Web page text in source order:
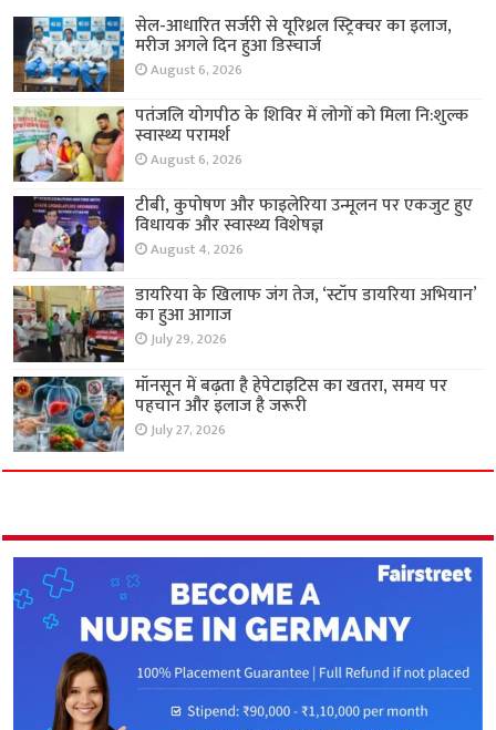
सेल-आधारित सर्जरी से यूरिथ्रल स्ट्रिक्चर का इलाज,
मरीज अगले दिन हुआ डिस्चार्ज
August 6, 2026
पतंजलि योगपीठ के शिविर में लोगों को मिला नि:शुल्क
स्वास्थ्य परामर्श
August 6, 2026
टीबी, कुपोषण और फाइलेरिया उन्मूलन पर एकजुट हुए
विधायक और स्वास्थ्य विशेषज्ञ
August 4, 2026
डायरिया के खिलाफ जंग तेज, ‘स्टॉप डायरिया अभियान’
का हुआ आगाज
July 29, 2026
मॉनसून में बढ़ता है हेपेटाइटिस का खतरा, समय पर
पहचान और इलाज है जरूरी
July 27, 2026